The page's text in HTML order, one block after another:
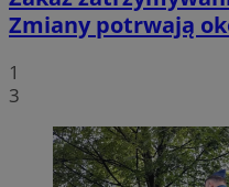
Zmiany potrwają
1
3